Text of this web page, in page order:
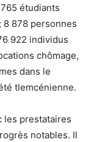
étudiants
8 878 personnes
922 individus
chômage,
dans le
tlemcénienne.
les prestataires
notables. Il